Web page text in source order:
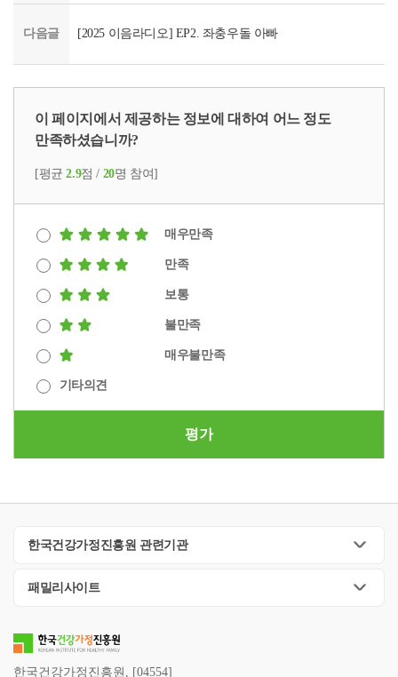
다음글 [2025 이음라디오] EP2. 좌충우돌 아빠
이 페이지에서 제공하는 정보에 대하여 어느 정도
만족하셨습니까?
[평균2.9점 / 20명 참여]
매우만족
만족
보통
불만족
매우불만족
기타의견
평가
한국건강가정진흥원 관련기관
패밀리사이트
한국건강가정진흥원, [04554]